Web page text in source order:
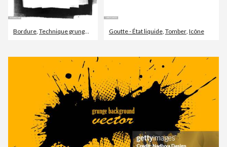
Bordure, Technique grunge du papier froissé ,Texture
Goutte - État liquide, Tomber, Icône